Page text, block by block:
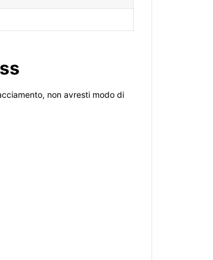
non avresti modo di